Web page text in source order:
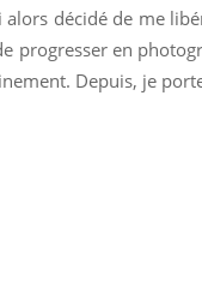
alors décidé de me
progresser en
Depuis, je